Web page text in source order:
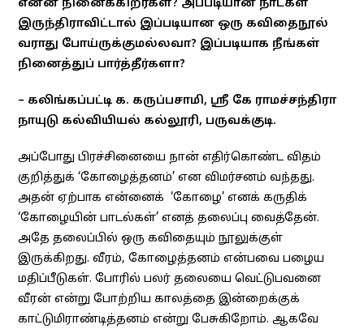
என்ன நினைக்கிறீர்கள்? அப்படியான நாட்கள்
இருந்திராவிட்டால் இப்படியான ஒரு கவிதைநூல்
வராது போய்ருக்குமல்லவா? இப்படியாக நீங்கள்
நினைத்துப் பார்த்தீர்களா?
– கலிங்கப்பட்டி க. கருப்பசாமி, ஸ்ரீ கே ராமச்சந்திரா
நாயுடு கல்வியியல் கல்லூரி, பருவக்குடி.
அப்போது பிரச்சினையை நான் எதிர்கொண்ட விதம்
குறித்துக் ‘கோழைத்தனம்’ என விமர்சனம் வந்தது.
அதன் ஏற்பாக என்னைக் ‘கோழை’ எனக் கருதிக்
‘கோழையின் பாடல்கள்’ எனத் தலைப்பு வைத்தேன்.
அதே தலைப்பில் ஒரு கவிதையும் நூலுக்குள்
இருக்கிறது. வீரம், கோழைத்தனம் என்பவை பழைய
மதிப்பீடுகள். போரில் பலர் தலையை வெட்டுபவனை
வீரன் என்று போற்றிய காலத்தை இன்றைக்குக்
காட்டுமிராண்டித்தனம் என்று பேசுகிறோம். ஆகவே